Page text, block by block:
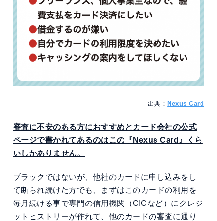
出典： Nexus Card
審査に不安のある方におすすめとカード会社の公式
ページで書かれてあるのはこの『Nexus Card』くら
いしかありません。
ブラックではないが、他社のカードに申し込みをし
て断られ続けた方でも、まずはこのカードの利用を
毎月続ける事で専門の信用機関（CICなど）にクレジ
ットヒストリーが作れて、他のカードの審査に通り